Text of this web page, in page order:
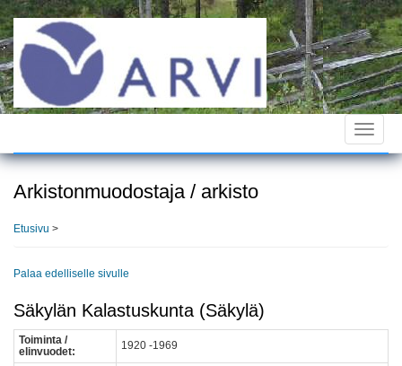
Hyppää
pääsisältöön
Toggle
Arkistonmuodostaja / arkisto
Etusivu >
Palaa edelliselle sivulle
Säkylän Kalastuskunta (Säkylä)
Toiminta /
elinvuodet:
1920 -1969